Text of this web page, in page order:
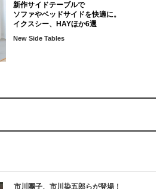
市川團子、市川染五郎らが登場！
新作サイドテーブルで
ソファやベッドサイドを快適に。
イクスシー、HAYほか6選
New Side Tables